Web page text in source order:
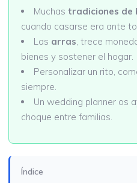
Muchas tradiciones de
cuando casarse era ante
Las arras, trece
bienes y sostener el hogar.
Personalizar un rito,
siempre.
Un wedding planner os
choque entre familias.
Índice